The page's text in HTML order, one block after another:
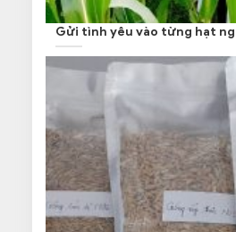
Gửi tình yêu vào từng hạt